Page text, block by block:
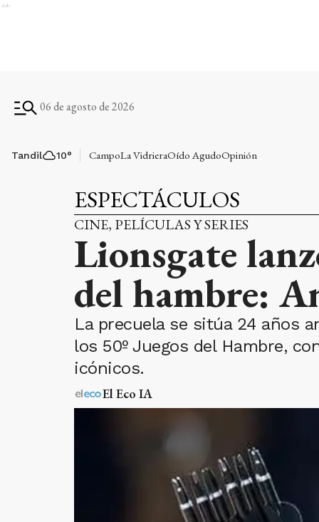
Ads
06 de agosto de 2026
Tandil 10° CampoLa VidrieraOído AgudoOpinión
ESPECTÁCULOS
CINE, PELÍCULAS Y SERIES
Lionsgate
del hambre:
La precuela se sitúa 24 años
los 50º Juegos del Hambre,
icónicos.
El Eco IA